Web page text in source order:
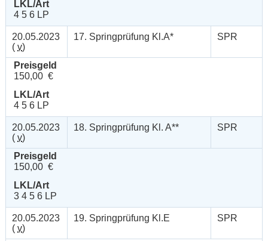
LKL/Art
4 5 6 LP
20.05.2023
( v)
17. Springprüfung Kl.A* SPR
Preisgeld
150,00 €
LKL/Art
4 5 6 LP
20.05.2023
( v)
18. Springprüfung Kl. A** SPR
Preisgeld
150,00 €
LKL/Art
3 4 5 6 LP
20.05.2023
( v)
19. Springprüfung Kl.E SPR